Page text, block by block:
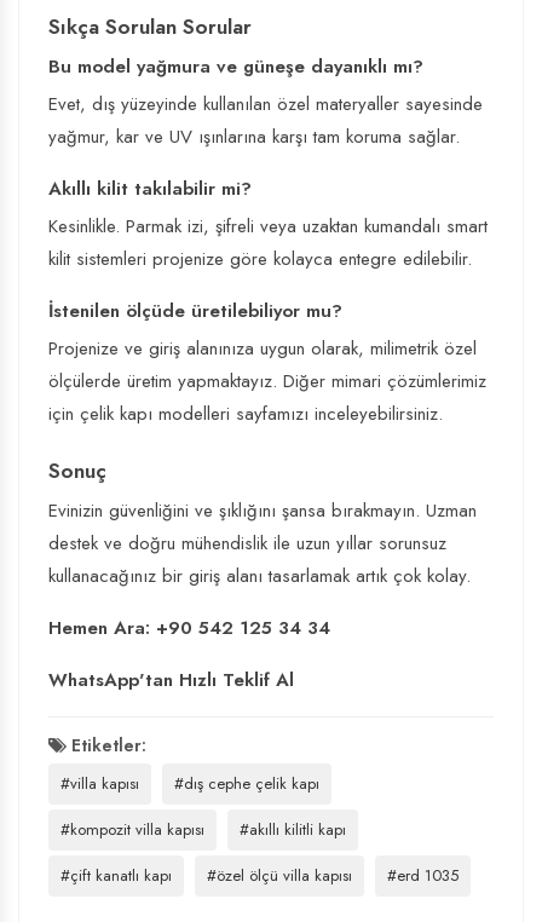
Sıkça Sorulan Sorular
Bu model yağmura ve güneşe dayanıklı mı?
Evet, dış yüzeyinde kullanılan özel materyaller sayesinde
yağmur, kar ve UV ışınlarına karşı tam koruma sağlar.
Akıllı kilit takılabilir mi?
Kesinlikle. Parmak izi, şifreli veya uzaktan kumandalı smart
kilit sistemleri projenize göre kolayca entegre edilebilir.
İstenilen ölçüde üretilebiliyor mu?
Projenize ve giriş alanınıza uygun olarak, milimetrik özel
ölçülerde üretim yapmaktayız. Diğer mimari çözümlerimiz
için çelik kapı modelleri sayfamızı inceleyebilirsiniz.
Sonuç
Evinizin güvenliğini ve şıklığını şansa bırakmayın. Uzman
destek ve doğru mühendislik ile uzun yıllar sorunsuz
kullanacağınız bir giriş alanı tasarlamak artık çok kolay.
Hemen Ara: +90 542 125 34 34
WhatsApp'tan Hızlı Teklif Al
Etiketler:
#villa kapısı
#dış cephe çelik kapı
#kompozit villa kapısı
#akıllı kilitli kapı
#çift kanatlı kapı
#özel ölçü villa kapısı #erd 1035